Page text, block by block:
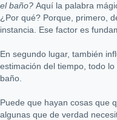
el baño? Aquí la palabra
¿Por qué? Porque, primero,
instancia. Ese factor es
En segundo lugar, también
estimación del tiempo, todo
baño.
Puede que hayan cosas que
algunas que de verdad